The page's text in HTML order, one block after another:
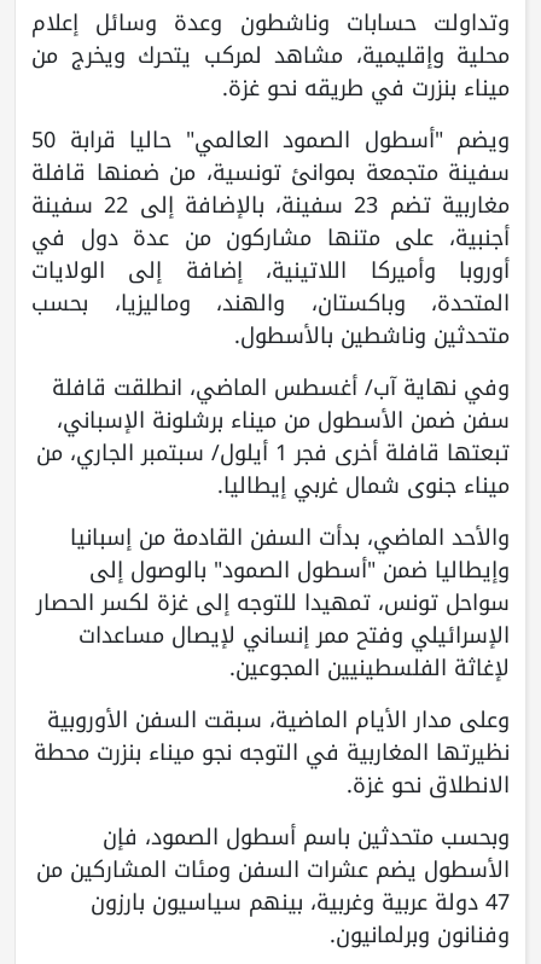
وتداولت حسابات وناشطون وعدة وسائل إعلام
محلية وإقليمية، مشاهد لمركب يتحرك ويخرج من
ميناء بنزرت في طريقه نحو غزة.
ويضم "أسطول الصمود العالمي" حاليا قرابة 50
سفينة متجمعة بموانئ تونسية، من ضمنها قافلة
مغاربية تضم 23 سفينة، بالإضافة إلى 22 سفينة
أجنبية، على متنها مشاركون من عدة دول في
أوروبا وأميركا اللاتينية، إضافة إلى الولايات
المتحدة، وباكستان، والهند، وماليزيا، بحسب
متحدثين وناشطين بالأسطول.
وفي نهاية آب/ أغسطس الماضي، انطلقت قافلة
سفن ضمن الأسطول من ميناء برشلونة الإسباني،
تبعتها قافلة أخرى فجر 1 أيلول/ سبتمبر الجاري، من
ميناء جنوى شمال غربي إيطاليا.
والأحد الماضي، بدأت السفن القادمة من إسبانيا
وإيطاليا ضمن "أسطول الصمود" بالوصول إلى
سواحل تونس، تمهيدا للتوجه إلى غزة لكسر الحصار
الإسرائيلي وفتح ممر إنساني لإيصال مساعدات
لإغاثة الفلسطينيين المجوعين.
وعلى مدار الأيام الماضية، سبقت السفن الأوروبية
نظيرتها المغاربية في التوجه نجو ميناء بنزرت محطة
الانطلاق نحو غزة.
وبحسب متحدثين باسم أسطول الصمود، فإن
الأسطول يضم عشرات السفن ومئات المشاركين من
47 دولة عربية وغربية، بينهم سياسيون بارزون
وفنانون وبرلمانيون.